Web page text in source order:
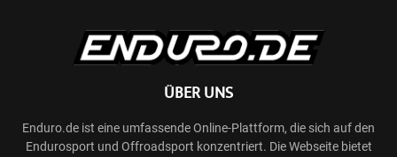
ÜBER UNS
Enduro.de ist eine umfassende Online-Plattform, die sich auf den
Endurosport und Offroadsport konzentriert. Die Webseite bietet